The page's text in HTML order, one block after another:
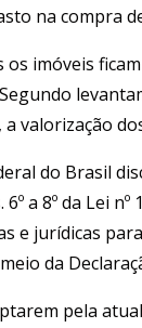
na compra
os imóveis
, a valorização
do Brasil
a 8º da Lei
e jurídicas
da
pela